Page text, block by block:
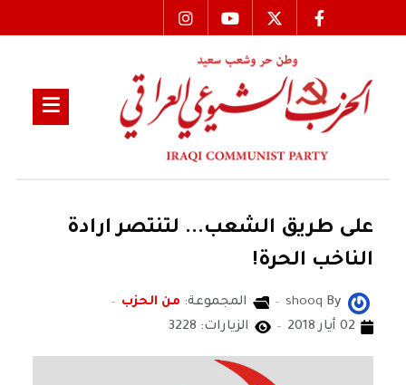
على طريق الشعب... لتنتصر ارادة
الناخب الحرة!
By
shooq المجموعة: من الحزب
02 أيار 2018
الزيارات: 3228